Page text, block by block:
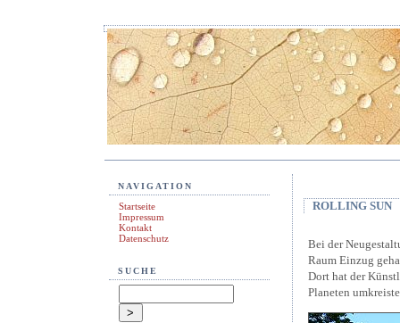
NAVIGATION
Startseite
Impressum
Kontakt
Datenschutz
SUCHE
ROLLING SUN
Bei der
Raum Einzug
Dort hat der
Planeten